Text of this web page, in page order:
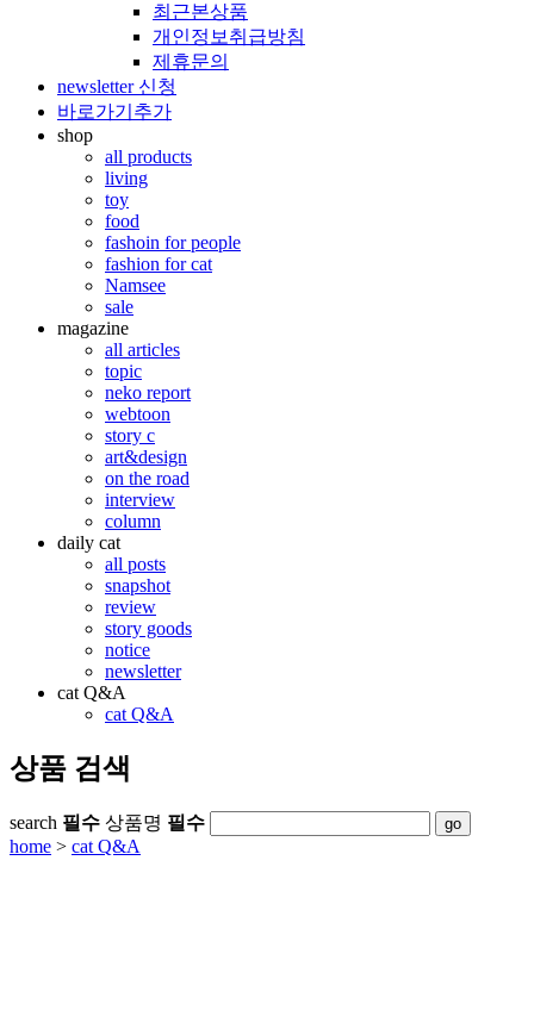
최근본상품
개인정보취급방침
제휴문의
newsletter 신청
바로가기추가
shop
all products
living
toy
food
fashoin for people
fashion for cat
Namsee
sale
magazine
all articles
topic
neko report
webtoon
story c
art&design
on the road
interview
column
daily cat
all posts
snapshot
review
story goods
notice
newsletter
cat Q&A
cat Q&A
상품 검색
search 필수 상품명 필수
home > cat Q&A